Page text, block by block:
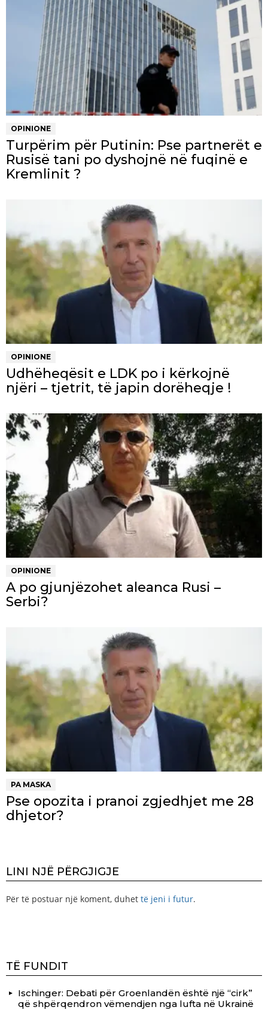
OPINIONE
Turpërim për Putinin: Pse partnerët e
Rusisë tani po dyshojnë në fuqinë e
Kremlinit ?
OPINIONE
Udhëheqësit e LDK po i kërkojnë
njëri – tjetrit, të japin dorëheqje !
OPINIONE
A po gjunjëzohet aleanca Rusi –
Serbi?
PA MASKA
Pse opozita i pranoi zgjedhjet me 28
dhjetor?
LINI NJË PËRGJIGJE
Për të postuar një koment, duhet të jeni i futur.
TË FUNDIT
Ischinger: Debati për Groenlandën është një “cirk”
që shpërqendron vëmendjen nga lufta në Ukrainë